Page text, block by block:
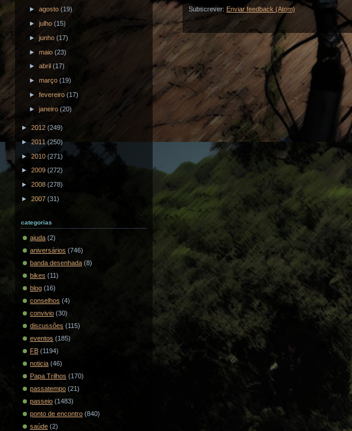
►agosto(19)
►julho(15)
►junho(17)
►maio(23)
►abril(17)
►março(19)
►fevereiro(17)
►janeiro(20)
► 2012 (249)
► 2011(250)
► 2010 (271)
► 2009 (272)
► 2008 (278)
► 2007 (31)
categorias
ajuda (2)
aniversários (746)
banda desenhada (8)
bikes (11)
blog (16)
conselhos (4)
convivio (30)
discussões (115)
eventos (185)
FB (1194)
noticia (46)
Papa Trilhos (170)
passatempo (21)
passeio (1483)
ponto de encontro (840)
saúde (2)
Subscrever: Enviar feedback (Atom)